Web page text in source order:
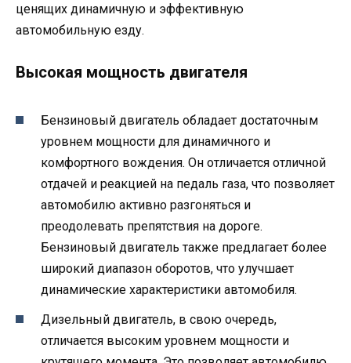
ценящих динамичную и эффективную
автомобильную езду.
Высокая мощность двигателя
Бензиновый двигатель обладает достаточным
уровнем мощности для динамичного и
комфортного вождения. Он отличается отличной
отдачей и реакцией на педаль газа, что позволяет
автомобилю активно разгоняться и
преодолевать препятствия на дороге.
Бензиновый двигатель также предлагает более
широкий диапазон оборотов, что улучшает
динамические характеристики автомобиля.
Дизельный двигатель, в свою очередь,
отличается высоким уровнем мощности и